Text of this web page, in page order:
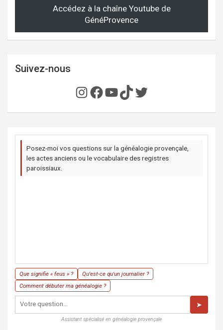
Accédez à la chaîne Youtube de
GénéProvence
Suivez-nous
Instagram
Facebook
YouTube
TikTok
Twitter
Posez-moi vos questions sur la généalogie provençale,
les actes anciens ou le vocabulaire des registres
paroissiaux.
Que signifie « feus » ?
Qu'est-ce qu'un journalier ?
Comment débuter ma généalogie ?
➤
Assistant spécialisé en généalogie provençale